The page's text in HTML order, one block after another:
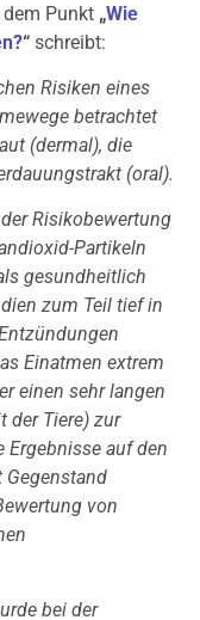
Punkt „Wie
“ schreibt:
Risiken eines
betrachtet
(dermal), die
(oral).
Risikobewertung
Partikeln
gesundheitlich
zum Teil tief in
Einatmen extrem
einen sehr langen
der Tiere) zur
auf den
Gegenstand
von
bei der